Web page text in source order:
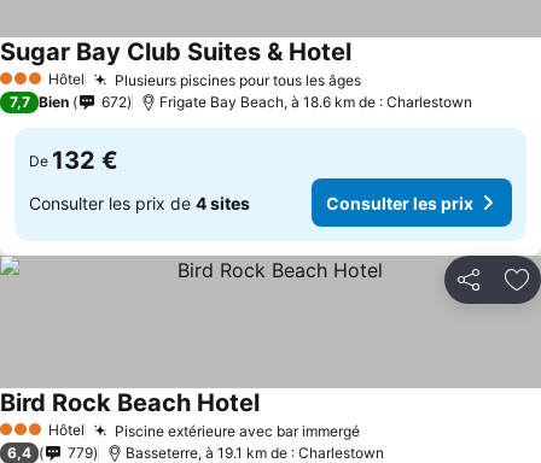
3 ÉtoilesHôtel Plusieurs piscines pour tous les âges
Sugar Bay Club Suites & Hotel
7,7 Bien 672 Frigate Bay Beach, à 18.6 km de : Charlestown
De 132 €
Consulter les prix de 4 sites Consulter les prix
Partager
3 ÉtoilesHôtel Piscine extérieure avec bar immergé
Bird Rock Beach Hotel
6,4 779 Basseterre, à 19.1 km de : Charlestown